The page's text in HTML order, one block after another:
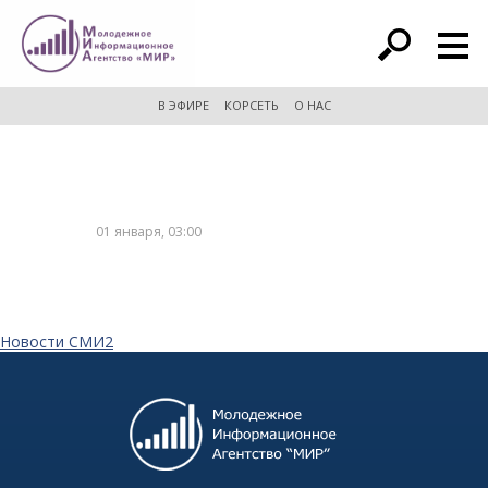
расширенный поиск
В ЭФИРЕ КОРСЕТЬ О НАС
01 января, 03:00
Новости СМИ2